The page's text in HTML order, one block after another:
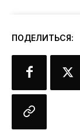
ПОДЕЛИТЬСЯ: